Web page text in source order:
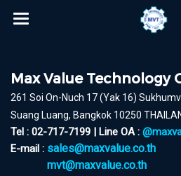
Max Value Technology
261 Soi On-Nuch 17 (Yak 16)
Suang Luang, Bangkok 10250
Tel : 02-717-7199 | Line OA :
E-mail : sales@maxvalue.co.th
mvt@maxvalue.co.th